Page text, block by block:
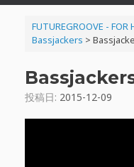
FUTUREGROOVE - FOR
Bassjackers >
投稿日: 2015-12-09